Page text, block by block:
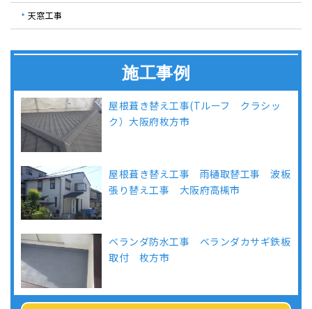
天窓工事
施工事例
屋根葺き替え工事(Tルーフ クラシッ
ク）大阪府枚方市
屋根葺き替え工事 雨樋取替工事 波板
張り替え工事 大阪府高槻市
ベランダ防水工事 ベランダカサギ鉄板
取付 枚方市